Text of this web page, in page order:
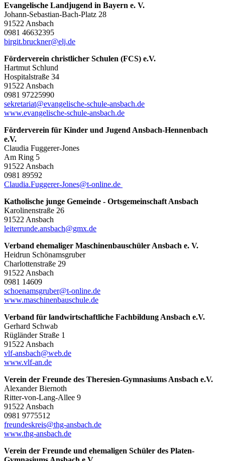
Evangelische Landjugend in Bayern e. V.
Johann-Sebastian-Bach-Platz 28
91522 Ansbach
0981 46632395
birgit.bruckner@elj.de
Förderverein christlicher Schulen (FCS) e.V.
Hartmut Schlund
Hospitalstraße 34
91522 Ansbach
0981 97225990
sekretariat@evangelische-schule-ansbach.de
www.evangelische-schule-ansbach.de
Förderverein für Kinder und Jugend Ansbach-Hennenbach
e.V.
Claudia Fuggerer-Jones
Am Ring 5
91522 Ansbach
0981 89592
Claudia.Fuggerer-Jones@t-online.de
Katholische junge Gemeinde - Ortsgemeinschaft Ansbach
Karolinenstraße 26
91522 Ansbach
leiterrunde.ansbach@gmx.de
Verband ehemaliger Maschinenbauschüler Ansbach e. V.
Heidrun Schönamsgruber
Charlottenstraße 29
91522 Ansbach
0981 14609
schoenamsgruber@t-online.de
www.maschinenbauschule.de
Verband für landwirtschaftliche Fachbildung Ansbach e.V.
Gerhard Schwab
Rügländer Straße 1
91522 Ansbach
vlf-ansbach@web.de
www.vlf-an.de
Verein der Freunde des Theresien-Gymnasiums Ansbach e.V.
Alexander Biernoth
Ritter-von-Lang-Allee 9
91522 Ansbach
0981 9775512
freundeskreis@thg-ansbach.de
www.thg-ansbach.de
Verein der Freunde und ehemaligen Schüler des Platen-